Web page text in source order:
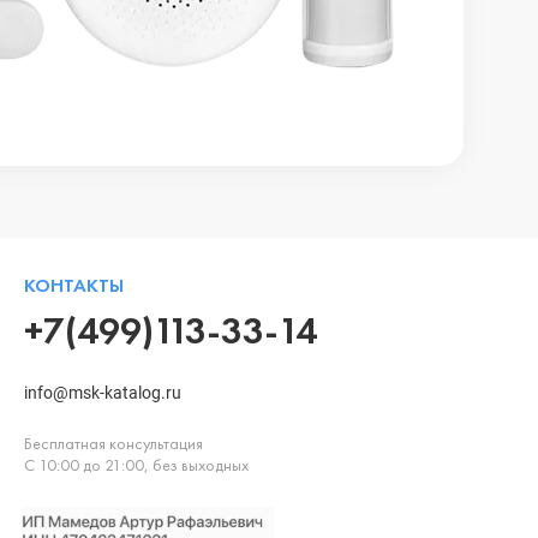
КОНТАКТЫ
+7(499)113-33-14
info@msk-katalog.ru
Бесплатная консультация
С 10:00 до 21:00, без выходных